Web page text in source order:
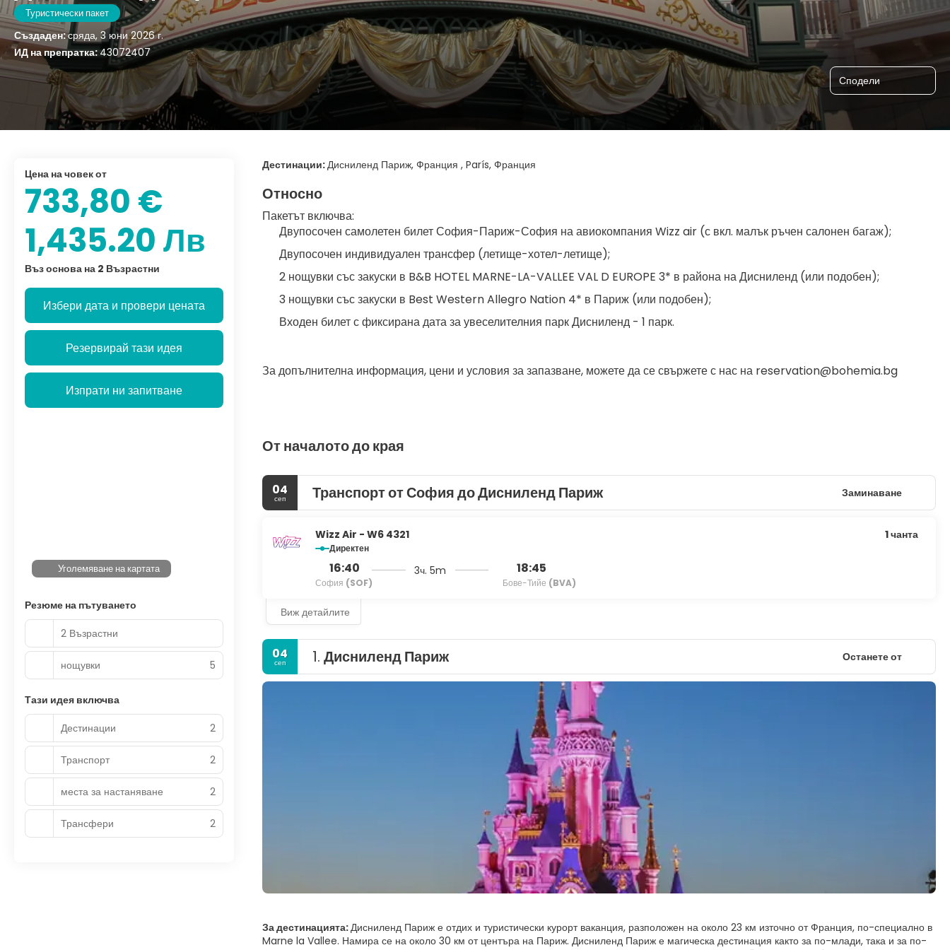
Туристически пакет
Създаден:сряда, 3 юни 2026 г.
ИД на препратка:43072407
Сподели
Дестинации:Дисниленд Париж, Франция , París, Франция
Относно
Пакетът включва:
Двупосочен самолетен билет София-Париж-София на авиокомпания Wizz air (с вкл. малък ръчен салонен багаж);
Двупосочен индивидуален трансфер (летище-хотел-летище);
2 нощувки със закуски в B&B HOTEL MARNE-LA-VALLEE VAL D EUROPE 3* в района на Дисниленд (или подобен);
3 нощувки със закуски в Best Western Allegro Nation 4* в Париж (или подобен);
Входен билет с фиксирана дата за увеселителния парк Дисниленд - 1 парк.
За допълнителна информация, цени и условия за запазване, можете да се свържете с нас на reservation@bohemia.bg
От началото до края
04
сеп Транспорт от София до Дисниленд Париж Заминаване
Wizz Air - W6 4321
Директен
16:40
София (SOF)
3ч. 5m 18:45
Бове-Тийе (BVA)
1 чанта
Виж детайлите
04
сеп 1. Дисниленд Париж Останете от
За дестинацията:Дисниленд Париж е отдих и туристически курорт ваканция, разположен на около 23 км източно от Франция, по-специално в
Marne la Vallee. Намира се на около 30 км от центъра на Париж. Дисниленд Париж е магическа дестинация както за по-млади, така и за по-
цена на човек от
733,80 €
1,435.20 Лв
Въз основа на 2 Възрастни
Избери дата и провери цената
Резервирай тази идея
Изпрати ни запитване
Уголемяване на картата
Резюме на пътуването
2 Възрастни
нощувки 5
Тази идея включва
Дестинации
2
Транспорт 2
места за настаняване 2
Трансфери 2